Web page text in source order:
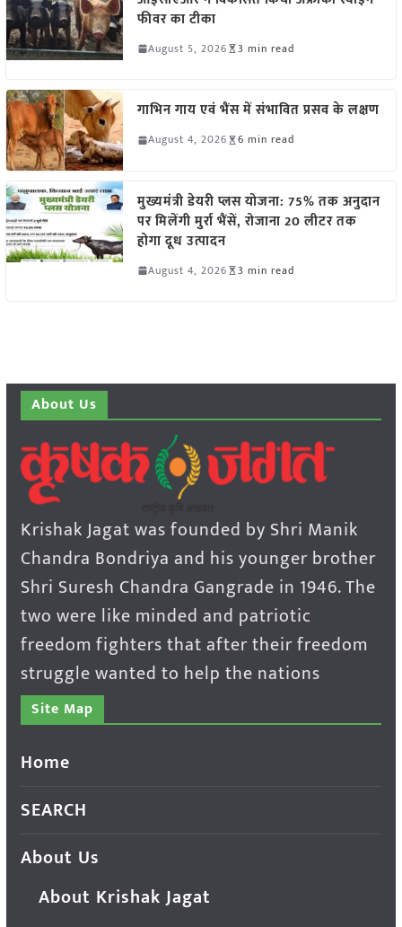
फीवर का टीका
August 5, 2026 3 min read
गाभिन गाय एवं भैंस में संभावित प्रसव के लक्षण
August 4, 2026 6 min read
मुख्यमंत्री डेयरी प्लस योजना: 75% तक अनुदान
पर मिलेंगी मुर्रा भैंसें, रोजाना 20 लीटर तक
होगा दूध उत्पादन
August 4, 2026 3 min read
About Us
Krishak Jagat was founded by Shri Manik
Chandra Bondriya and his younger brother
Shri Suresh Chandra Gangrade in 1946. The
two were like minded and patriotic
freedom fighters that after their freedom
struggle wanted to help the nations
Site Map
Home
SEARCH
About Us
About Krishak Jagat